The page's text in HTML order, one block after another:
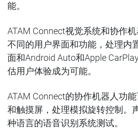
能。
ATAM Connect视觉系统和协作
不同的用户界面和功能，处理内
面和Android Auto和Apple
估用户体验成为可能。
ATAM Connect的协作机器人功
和触摸屏，处理模拟旋转控制。
种语言的语音识别系统测试。